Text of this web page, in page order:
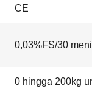
CE
0,03%FS/30
0 hingga 200kg